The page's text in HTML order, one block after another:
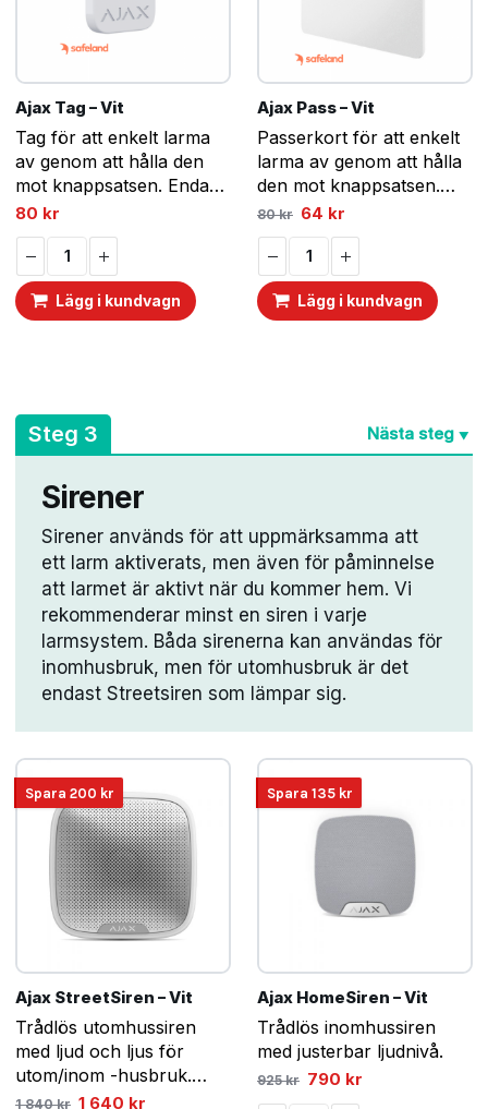
Ajax Tag – Vit
Tag för att enkelt larma
av genom att hålla den
mot knappsatsen. Endast
kompatibel med Keypad
Plus och KeyPad Touch!
80 kr
Lägg i kundvagn
Ajax Pass – Vit
Passerkort för att enkelt
larma av genom att hålla
den mot knappsatsen.
Endast kompatibel med
Keypad Plus!
80kr Det
priset
var:
80 kr.
64 krDet
priset
är:
64 kr.
Lägg i kundvagn
Steg 3 Nästa steg ▼
Sirener
Sirener används för att uppmärksamma att
ett larm aktiverats, men även för påminnelse
att larmet är aktivt när du kommer hem. Vi
rekommenderar minst en siren i varje
larmsystem. Båda sirenerna kan användas för
inomhusbruk, men för utomhusbruk är det
endast Streetsiren som lämpar sig.
Spara 200 kr
Ajax StreetSiren – Vit
Trådlös utomhussiren
med ljud och ljus för
utom/inom -husbruk.
Låter lika kraftfullt som
1 840kr Det
1 640 krDet
Spara 135 kr
Ajax HomeSiren – Vit
Trådlös inomhussiren
med justerbar ljudnivå.
925kr Det
790 krDet